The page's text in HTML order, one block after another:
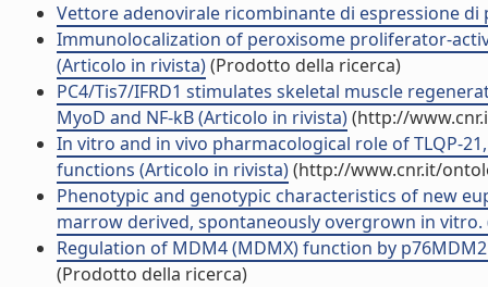
Vettore adenovirale ricombinante di espressione
Immunolocalization of peroxisome proliferator-
(Articolo in rivista)(Prodotto della ricerca)
PC4/Tis7/IFRD1 stimulates skeletal muscle
MyoD and NF-kB (Articolo in rivista)(http://
In vitro and in vivo pharmacological role of TLQP-
functions (Articolo in rivista)(http://www.cnr.it/
Phenotypic and genotypic characteristics of new
marrow derived, spontaneously overgrown in
Regulation of MDM4 (MDMX) function by
(Prodotto della ricerca)